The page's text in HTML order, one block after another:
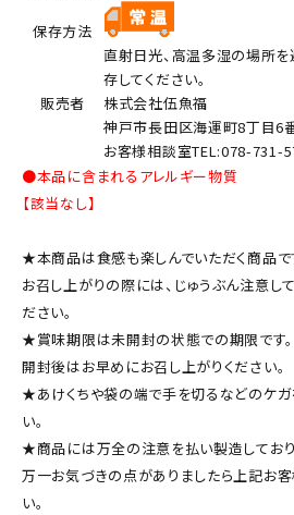
保存方法
直射日光、高温多湿の場所
存してください。
販売者
株式会社伍魚福
神戸市長田区海運町8丁目6
お客様相談室TEL:078-731-
●本品に含まれるアレルギー物質
【該当なし】
★本商品は食感も楽しんでいただく商品で
お召し上がりの際には、じゅうぶん注意し
ださい。
★賞味期限は未開封の状態での期限です。
開封後はお早めにお召し上がりください。
★あけくちや袋の端で手を切るなどのケガ
い。
★商品には万全の注意を払い製造しており
万一お気づきの点がありましたら上記お
い。